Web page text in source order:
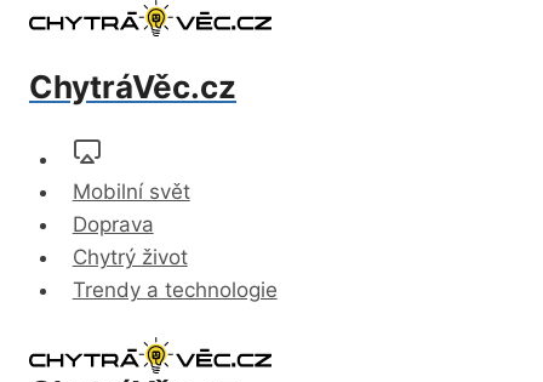
Přeskočit
obsahChytráVěc.cz
Mobilní svět
Doprava
Chytrý život
Trendy a technologie